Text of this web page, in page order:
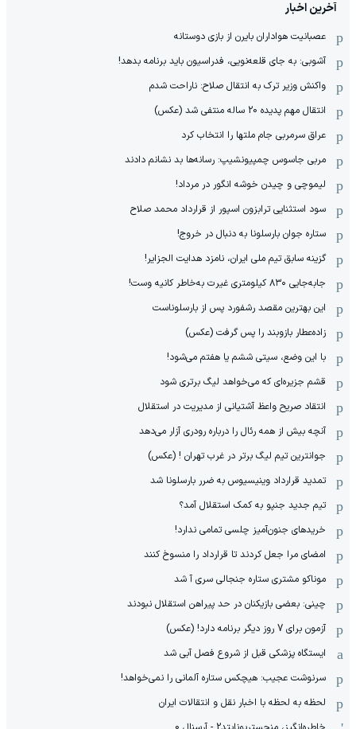
آخرین اخبار
عصبانیت هواداران بایرن از بازی دوستانه
آشوبی: به جای قلعه‌نویی، فدراسیون باید برنامه بدهد!
واکنش وزیر ترک به انتقال صلاح: ناراحت شدم
انتقال مهم پدیده 20 ساله منتفی شد (عکس)
عراق سرمربی جام ملتها را انتخاب کرد
مربی جاسوس چمپیونشیپ: رسانه‌ها بد نشانم دادند
لیموچی و چیدن خوشه انگور در مرداد!
سود استثنایی ترابزون اسپور از قرارداد محمد صلاح
ستاره جوان بارسلونا به دنبال در خروج!
گزینه سابق تیم ملی ایران، نامزد هدایت الجزایر!
جابه‌جایی ۸۳۰ کیلومتری غیرت به‌خاطر کانیه وست!
این بهترین مقصد رشفورد پس از بارسلوناست
زاده‌عطار بازوبند را پس گرفت (عکس)
با این وضع، سیتی ششم یا هفتم می‌شود!
قشم جزیره‌ای که می‌خواهد لیگ برتری شود
انتقاد صریح واعظ آشتیانی از مدیریت در استقلال
آنچه بیش از همه رئال را درباره رودری آزار می‌دهد
جوانترین تیم لیگ برتر در غرب تهران ! (عکس)
تمدید قرارداد وینیسیوس به ضرر بارسلونا شد
تیم جدید جنپو به کمک استقلال آمد؟
خریدهای جنون‌آمیز چلسی تمامی ندارد!
امضای مرا جعل کردند تا قرارداد را منسوخ کنند
موناکو مشتری ستاره جنجالی سری آ شد
چینی: بعضی بازیکنان در حد پیراهن استقلال نبودند
آزمون برای 7 روز دیگر برنامه دارد! (عکس)
ایستگاه پزشکی قبل از شروع فصل آبی شد
سرنوشت عجیب: هیچکس ستاره آلمانی را نمی‌خواهد!
لحظه به لحظه با اخبار نقل و انتقالات ایران